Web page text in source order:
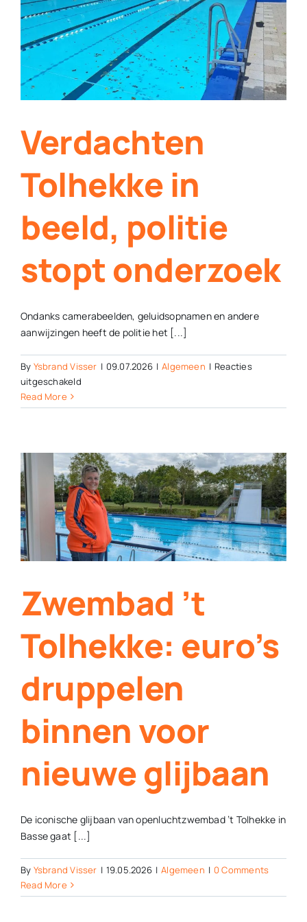
Contact
Plaats je eigen nieuws
Verdachten
Tolhekke in
beeld, politie
stopt onderzoek
Ondanks camerabeelden, geluidsopnamen en andere
aanwijzingen heeft de politie het [...]
By Ysbrand Visser | 09.07.2026 | Algemeen | Reacties
uitgeschakeldvoor
Tolhekke
politie
stopt
onderzoek
Read More
Zwembad ’t
Tolhekke: euro’s
druppelen
binnen voor
nieuwe glijbaan
De iconische glijbaan van openluchtzwembad ’t Tolhekke in
Basse gaat [...]
By Ysbrand Visser | 19.05.2026 | Algemeen | 0 Comments
Read More